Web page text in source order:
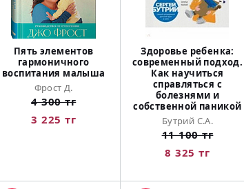
Пять элементов
гармоничного
воспитания малыша
Фрост Д.
4 300 тг
3 225 тг
Здоровье ребенка:
современный подход.
Как научиться
справляться с
болезнями и
собственной паникой
Бутрий С.А.
11 100 тг
8 325 тг